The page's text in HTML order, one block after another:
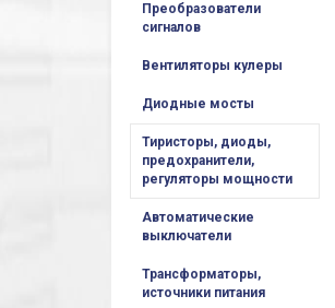
Преобразователи
сигналов
Вентиляторы кулеры
Диодные мосты
Тиристоры, диоды,
предохранители,
регуляторы мощности
Автоматические
выключатели
Трансформаторы,
источники питания